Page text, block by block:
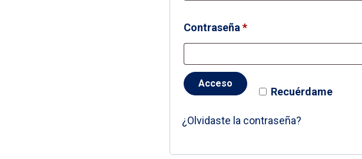
Contraseña *Obligatorio
Recuérdame
Acceso
¿Olvidaste la contraseña?